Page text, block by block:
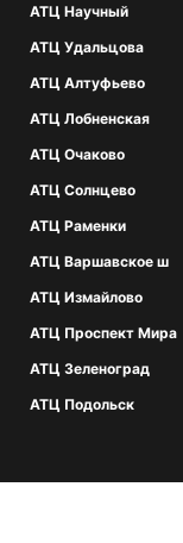
АТЦ Научный
АТЦ Удальцова
АТЦ Алтуфьево
АТЦ Лобненская
АТЦ Очаково
АТЦ Солнцево
АТЦ Раменки
АТЦ Варшавское ш
АТЦ Измайлово
АТЦ Проспект Мира
АТЦ Зеленоград
АТЦ Подольск